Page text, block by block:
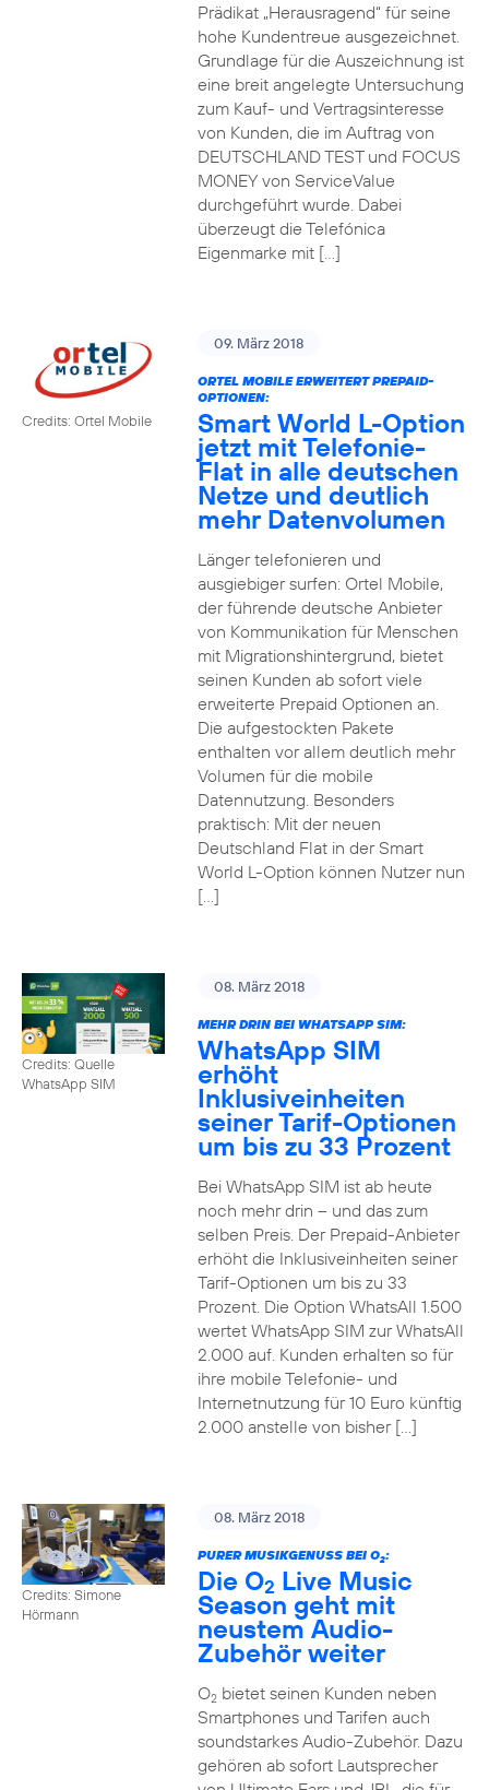
Prädikat „Herausragend“ für seine
hohe Kundentreue ausgezeichnet.
Grundlage für die Auszeichnung ist
eine breit angelegte Untersuchung
zum Kauf- und Vertragsinteresse
von Kunden, die im Auftrag von
DEUTSCHLAND TEST und FOCUS
MONEY von ServiceValue
durchgeführt wurde. Dabei
überzeugt die Telefónica
Eigenmarke mit […]
Credits: Ortel Mobile
09. März 2018
ORTEL MOBILE ERWEITERT PREPAID-
OPTIONEN:
Smart World L-Option
jetzt mit Telefonie-
Flat in alle deutschen
Netze und deutlich
mehr Datenvolumen
Länger telefonieren und
ausgiebiger surfen: Ortel Mobile,
der führende deutsche Anbieter
von Kommunikation für Menschen
mit Migrationshintergrund, bietet
seinen Kunden ab sofort viele
erweiterte Prepaid Optionen an.
Die aufgestockten Pakete
enthalten vor allem deutlich mehr
Volumen für die mobile
Datennutzung. Besonders
praktisch: Mit der neuen
Deutschland Flat in der Smart
World L-Option können Nutzer nun
[…]
Credits: Quelle
WhatsApp SIM
08. März 2018
MEHR DRIN BEI WHATSAPP SIM:
WhatsApp SIM
erhöht
Inklusiveinheiten
seiner Tarif-Optionen
um bis zu 33 Prozent
Bei WhatsApp SIM ist ab heute
noch mehr drin – und das zum
selben Preis. Der Prepaid-Anbieter
erhöht die Inklusiveinheiten seiner
Tarif-Optionen um bis zu 33
Prozent. Die Option WhatsAll 1.500
wertet WhatsApp SIM zur WhatsAll
2.000 auf. Kunden erhalten so für
ihre mobile Telefonie- und
Internetnutzung für 10 Euro künftig
2.000 anstelle von bisher […]
Credits: Simone
Hörmann
08. März 2018
PURER MUSIKGENUSS BEI O2:
Die O2 Live Music
Season geht mit
neustem Audio-
Zubehör weiter
O2bietet seinen Kunden neben
Smartphones und Tarifen auch
soundstarkes Audio-Zubehör. Dazu
gehören ab sofort Lautsprecher